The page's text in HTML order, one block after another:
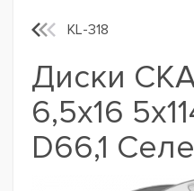
KL-318
Диски
6,5x16
D66,1